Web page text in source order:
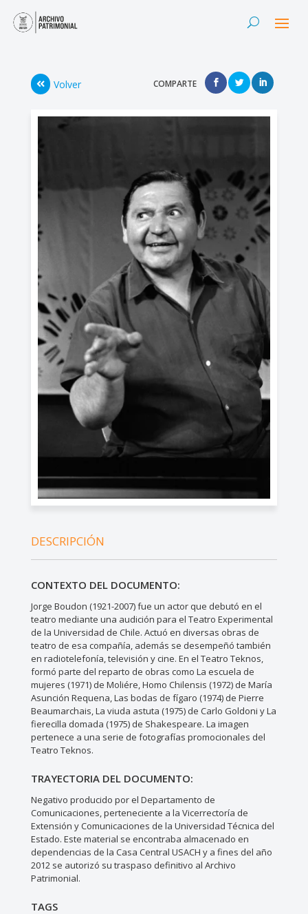
Volver COMPARTE
DESCRIPCIÓN
CONTEXTO DEL DOCUMENTO:
Jorge Boudon (1921-2007) fue un actor que debutó en el
teatro mediante una audición para el Teatro Experimental
de la Universidad de Chile. Actuó en diversas obras de
teatro de esa compañía, además se desempeñó también
en radiotelefonía, televisión y cine. En el Teatro Teknos,
formó parte del reparto de obras como La escuela de
mujeres (1971) de Moliére, Homo Chilensis (1972) de María
Asunción Requena, Las bodas de fígaro (1974) de Pierre
Beaumarchais, La viuda astuta (1975) de Carlo Goldoni y La
fierecilla domada (1975) de Shakespeare. La imagen
pertenece a una serie de fotografías promocionales del
Teatro Teknos.
TRAYECTORIA DEL DOCUMENTO:
Negativo producido por el Departamento de
Comunicaciones, perteneciente a la Vicerrectoría de
Extensión y Comunicaciones de la Universidad Técnica del
Estado. Este material se encontraba almacenado en
dependencias de la Casa Central USACH y a fines del año
2012 se autorizó su traspaso definitivo al Archivo
Patrimonial.
TAGS